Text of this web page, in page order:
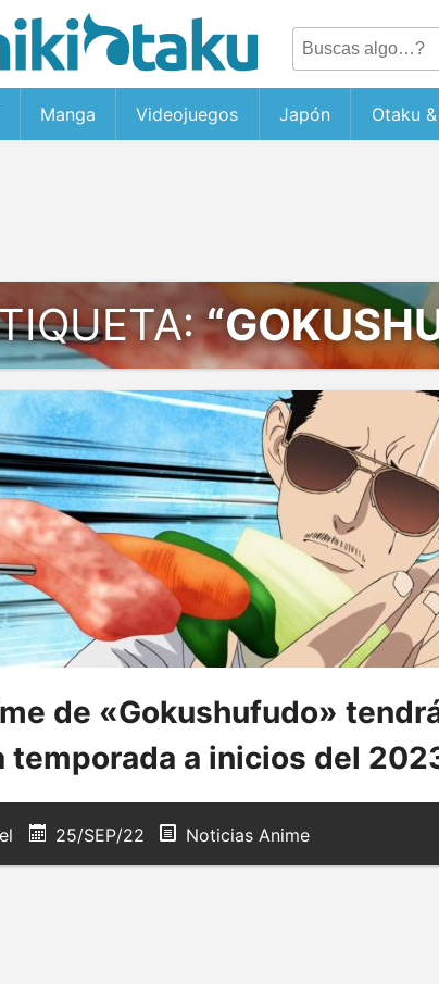
Manga Videojuegos Japón Otaku
de «Gokushufudo»
temporada a inicios del
25/SEP/22 Noticias Anime